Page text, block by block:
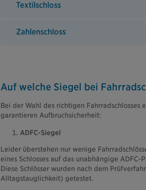
Textilschloss
Zahlenschloss
Auf welche Siegel bei
Bei der Wahl des richtigen
garantieren Aufbruchsicherheit:
ADFC-Siegel
Leider überstehen nur wenige
eines Schlosses auf das unabhängige ADFC-
Diese Schlösser wurden nach dem
Alltagstauglichkeit) getestet.